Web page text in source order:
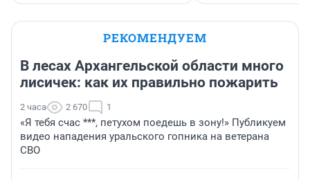
РЕКОМЕНДУЕМ
В лесах Архангельской области много
лисичек: как их правильно пожарить
2 часа 2 670 1
«Я тебя счас ***, петухом поедешь в зону!» Публикуем
видео нападения уральского гопника на ветерана
СВО